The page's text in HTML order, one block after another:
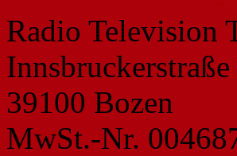
Radio Television
Innsbruckerstraße
39100 Bozen
MwSt.-Nr.